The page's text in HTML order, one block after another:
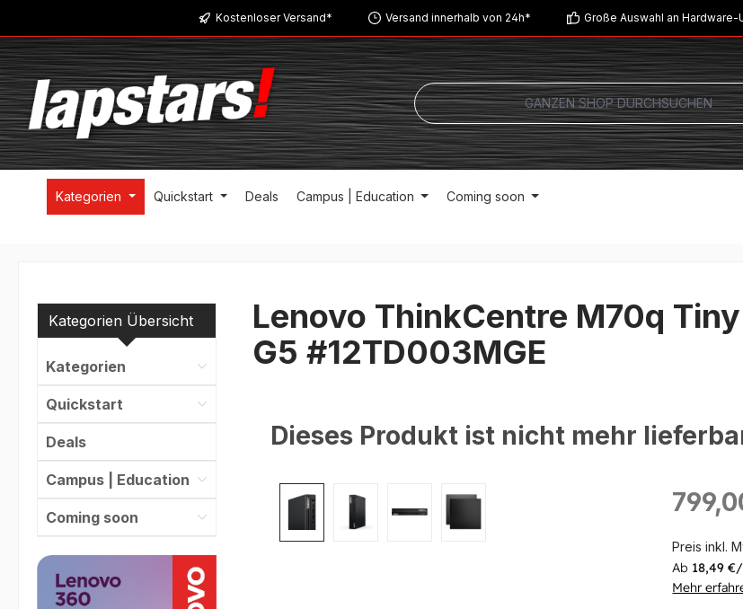
Zur Hauptnavigation springenKostenloser Versand* Versand innerhalb von 24h* Große Auswahl an Hardware-
Kategorien Quickstart Deals Campus | Education Coming soon
Kategorien Übersicht
Kategorien
Quickstart
Deals
Campus | Education
Coming soon
Lenovo ThinkCentre M70q Tiny
G5 #12TD003MGE
Dieses Produkt ist nicht mehr
Bildergalerie überspringen Regulärer
Preis inkl.
Ab 18,49
Mehr